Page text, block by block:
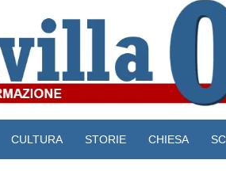
CULTURA STORIE CHIESA